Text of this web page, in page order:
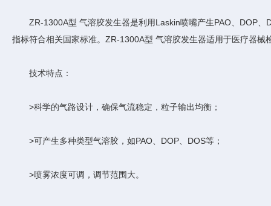
ZR-1300A型 气溶胶发生器是利用Laskin喷嘴产生PAO、DOP、
指标符合相关国家标准。ZR-1300A型 气溶胶发生器适用于医疗器
技术特点：
>科学的气路设计，确保气流稳定，粒子输出均衡；
>可产生多种类型气溶胶，如PAO、DOP、DOS等；
>喷雾浓度可调，调节范围大。